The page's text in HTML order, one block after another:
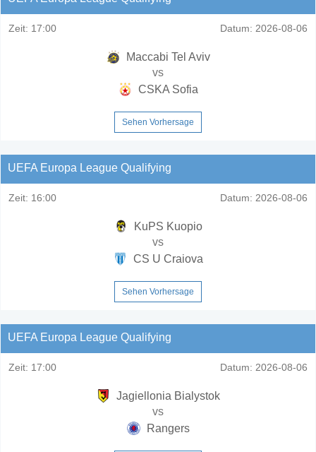
Zeit: 17:00 Datum: 2026-08-06
Maccabi Tel Aviv
vs
CSKA Sofia
Sehen Vorhersage
UEFA Europa League Qualifying
Zeit: 16:00 Datum: 2026-08-06
KuPS Kuopio
vs
CS U Craiova
Sehen Vorhersage
UEFA Europa League Qualifying
Zeit: 17:00 Datum: 2026-08-06
Jagiellonia Bialystok
vs
Rangers